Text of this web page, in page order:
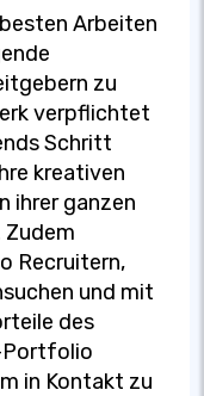
Arbeiten
zu
verpflichtet
Schritt
kreativen
ihrer ganzen
Recruitern,
und mit
des
Portfolio
in Kontakt zu